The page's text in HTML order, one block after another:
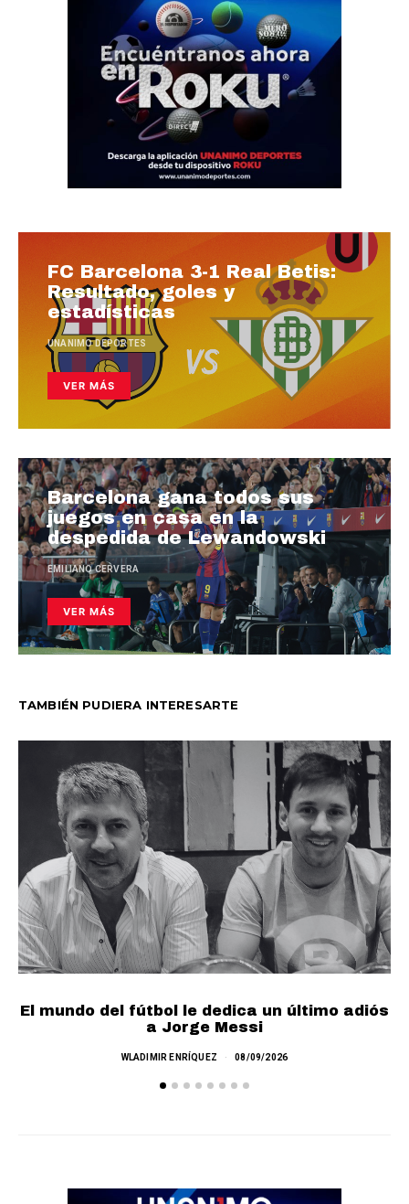
FC Barcelona 3-1 Real Betis:
Resultado, goles y
estadísticas
UNANIMO DEPORTES
VER MÁS
Barcelona gana todos sus
juegos en casa en la
despedida de Lewandowski
EMILIANO CERVERA
VER MÁS
TAMBIÉN PUDIERA INTERESARTE
El mundo del fútbol le dedica un último adiós
a Jorge Messi
WLADIMIR ENRÍQUEZ 08/09/2026